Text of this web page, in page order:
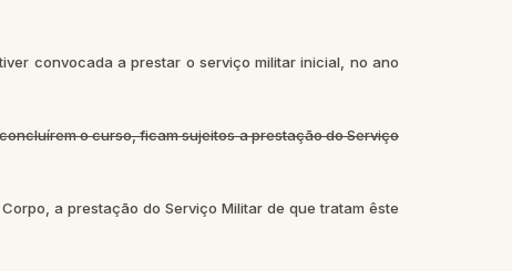
convocada a prestar o serviço militar inicial, no ano
o curso, ficam sujeitos a prestação do Serviço
a prestação do Serviço Militar de que tratam êste